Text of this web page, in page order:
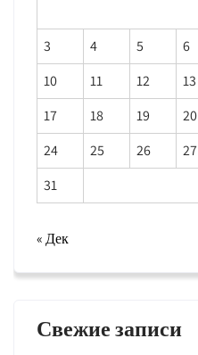
3
4 5 6
10
11 12 13
17
18 19 20
24
25 26 27
31
« Дек
Свежие записи